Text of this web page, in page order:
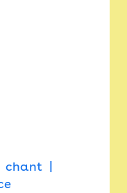
chant